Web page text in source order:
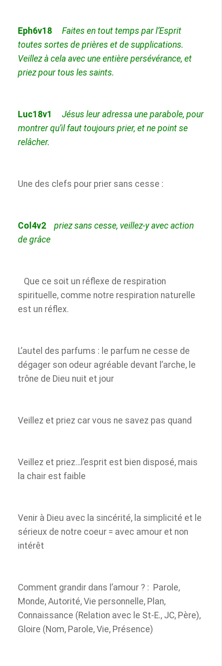
Eph6v18
Faites en tout temps par l’Esprit
toutes sortes de prières et de supplications.
Veillez à cela avec une entière persévérance, et
priez pour tous les saints.
Luc18v1
Jésus leur adressa une parabole, pour
montrer qu’il faut toujours prier, et ne point se
relâcher.
Une des clefs pour prier sans cesse :
Col4v2
priez sans cesse, veillez-y avec action
de grâce
Que ce soit un réflexe de respiration
spirituelle, comme notre respiration naturelle
est un réflex.
L’autel des parfums : le parfum ne cesse de
dégager son odeur agréable devant l’arche, le
trône de Dieu nuit et jour
Veillez et priez car vous ne savez pas quand
Veillez et priez…l’esprit est bien disposé, mais
la chair est faible
Venir à Dieu avec la sincérité, la simplicité et le
sérieux de notre coeur = avec amour et non
intérêt
Comment grandir dans l’amour ? : Parole,
Monde, Autorité, Vie personnelle, Plan,
Connaissance (Relation avec le St-E., JC, Père),
Gloire (Nom, Parole, Vie, Présence)